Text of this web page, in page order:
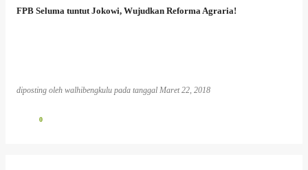
FPB Seluma tuntut Jokowi, Wujudkan Reforma Agraria!
diposting oleh walhibengkulu pada tanggal Maret 22, 2018
0